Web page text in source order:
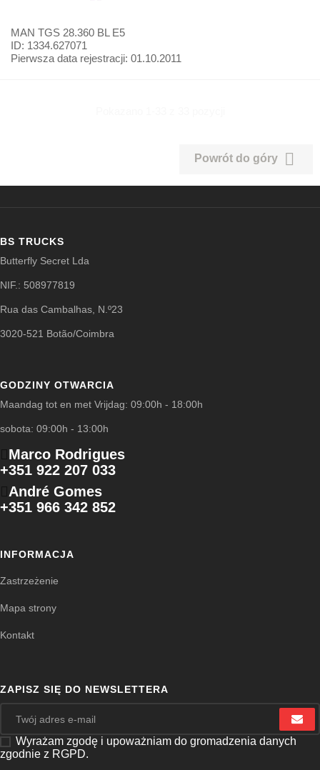
MAN TGS 28.360 BL E5
ID: 1334.627071
Pierwsza data rejestracji: 01.10.2011
Powrót do góry 
BS TRUCKS
Butterfly Secret Lda
NIF.: 508977819
Rua das Cambalhas, N.º23
3020-521 Botão/Coimbra
GODZINY OTWARCIA
Maandag tot en met Vrijdag: 09:00h - 18:00h
sobota: 09:00h - 13:00h
Marco Rodrigues
+351 922 207 033
André Gomes
+351 966 342 852
INFORMACJA
Zastrzeżenie
Mapa strony
Kontakt
ZAPISZ SIĘ DO NEWSLETTERA
Wyrażam zgodę i upoważniam do gromadzenia danych
zgodnie z RGPD.